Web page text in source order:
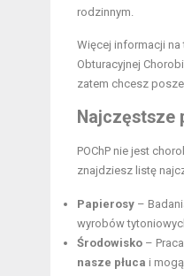
rodzinnym.
Więcej informacji na
Obturacyjnej
zatem chcesz
Najczęstsze
POChP nie jest
znajdziesz listę
Papierosy –
wyrobów
Środowisko –
nasze płuca i